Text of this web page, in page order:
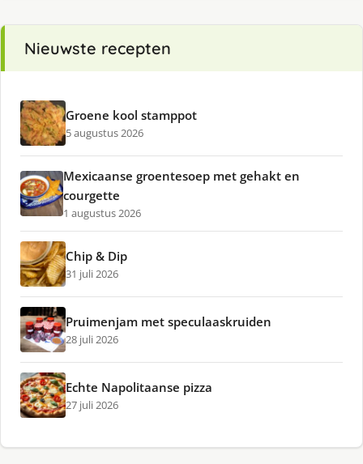
Nieuwste recepten
Groene kool stamppot
5 augustus 2026
Mexicaanse groentesoep met gehakt en
courgette
1 augustus 2026
Chip & Dip
31 juli 2026
Pruimenjam met speculaaskruiden
28 juli 2026
Echte Napolitaanse pizza
27 juli 2026